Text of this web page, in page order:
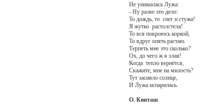
Не унималась Лужа:
- Ну разве это дело:
То дождь, то снег и стужа!
Я жутко растолстела!
То вся покроюсь коркой,
То вдруг опять растаю.
Терпеть мне это сколько?
Ох, до чего ж я злая!
Когда тепло вернётся,
Скажите, мне на милость?
Тут засияло солнце,
И Лужа испарилась.
О. Квиташ